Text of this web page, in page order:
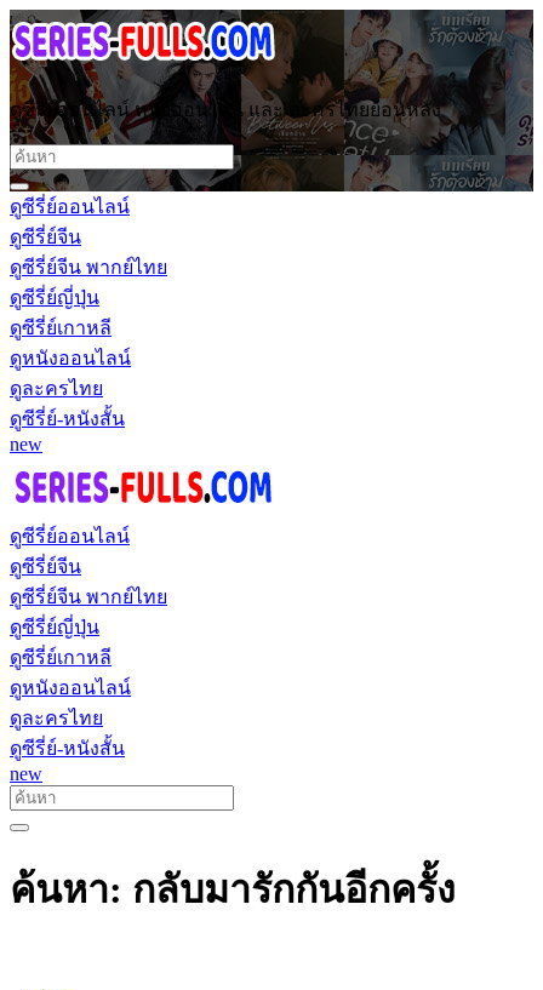
ดูซีรี่ย์ออนไลน์ หนังออนไลน์ และ ละครไทยย้อนหลัง
ดูซีรี่ย์ออนไลน์
ดูซีรี่ย์จีน
ดูซีรี่ย์จีน พากย์ไทย
ดูซีรี่ย์ญี่ปุ่น
ดูซีรี่ย์เกาหลี
ดูหนังออนไลน์
ดูละครไทย
ดูซีรี่ย์-หนังสั้น
new
ดูซีรี่ย์ออนไลน์
ดูซีรี่ย์จีน
ดูซีรี่ย์จีน พากย์ไทย
ดูซีรี่ย์ญี่ปุ่น
ดูซีรี่ย์เกาหลี
ดูหนังออนไลน์
ดูละครไทย
ดูซีรี่ย์-หนังสั้น
new
ค้นหา: กลับมารักกันอีกครั้ง